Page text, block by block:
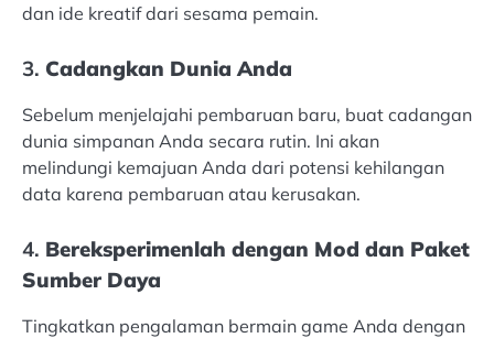
dan ide kreatif dari sesama pemain.
3. Cadangkan Dunia Anda
Sebelum menjelajahi pembaruan baru, buat cadangan
dunia simpanan Anda secara rutin. Ini akan
melindungi kemajuan Anda dari potensi kehilangan
data karena pembaruan atau kerusakan.
4. Bereksperimenlah dengan Mod dan Paket
Sumber Daya
Tingkatkan pengalaman bermain game Anda dengan